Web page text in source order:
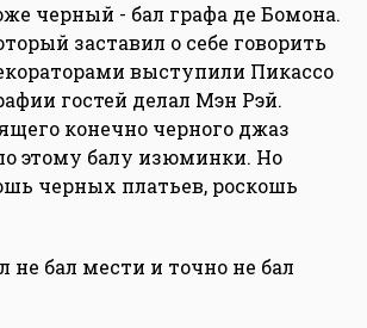
черный - бал графа де Бомона.
заставил о себе говорить
выступили Пикассо
гостей делал Мэн Рэй.
конечно черного джаз
этому балу изюминки. Но
черных платьев, роскошь
не бал мести и точно не бал